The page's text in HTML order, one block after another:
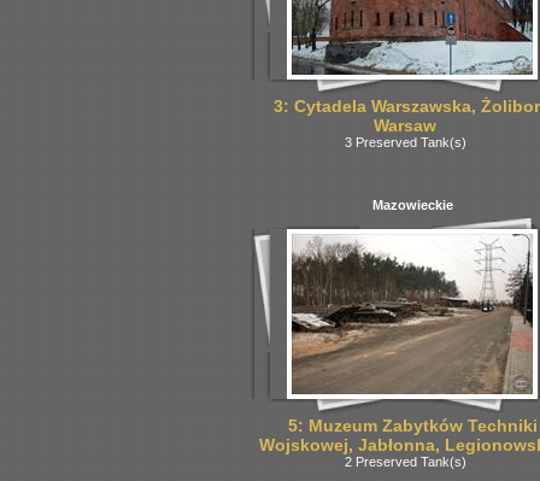
3: Cytadela Warszawska,
Warsaw
3 Preserved Tank(s)
Mazowieckie
5: Muzeum Zabytków Techniki
Wojskowej, Jabłonna,
2 Preserved Tank(s)